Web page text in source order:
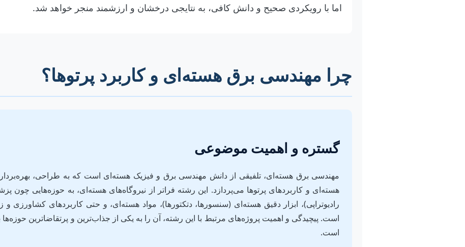
اما با رویکردی صحیح و دانش کافی، به نتایجی درخشان و ارزشمند منجر خواهد شد.
چرا مهندسی برق هسته‌ای و کاربرد پرتوها؟
گستره و اهمیت موضوعی
مهندسی برق هسته‌ای، تلفیقی از دانش مهندسی برق و فیزیک هسته‌ای است که به طراحی،
هسته‌ای و کاربردهای پرتوها می‌پردازد. این رشته فراتر از نیروگاه‌های هسته‌ای، به حوزه‌هایی چون
رادیوتراپی)، ابزار دقیق هسته‌ای (سنسورها، دتکتورها)، مواد هسته‌ای، و حتی کاربردهای کشاورزی
است. پیچیدگی و اهمیت پروژه‌های مرتبط با این رشته، آن را به یکی از جذاب‌ترین و پرتقاضاترین
است.